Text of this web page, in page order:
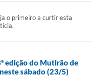
o primeiro a curtir esta
edição do Mutirão de
sábado (23/5)